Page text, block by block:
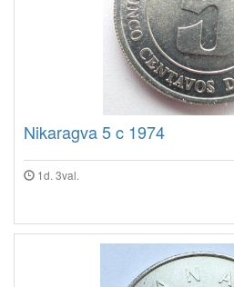
Nikaragva 5 c 1974
1d. 3val.